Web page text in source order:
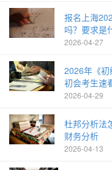
报名上海
吗？要求是
2026-04-27
2026年《初
初会考生速
2026-04-29
杜邦分析法
财务分析
2026-04-13